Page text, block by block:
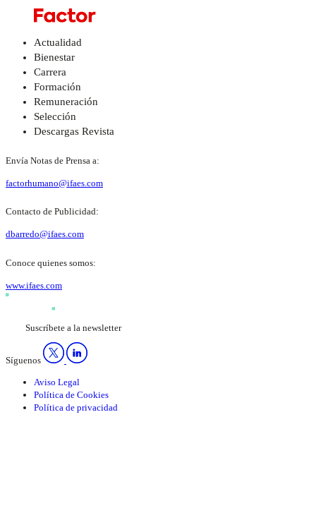
Actualidad
Bienestar
Carrera
Formación
Remuneración
Selección
Descargas Revista
Envía Notas de Prensa a:
factorhumano@ifaes.com
Contacto de Publicidad:
dbarredo@ifaes.com
Conoce quienes somos:
www.ifaes.com
Suscríbete a la newsletter
Síguenos
Aviso Legal
Política de Cookies
Política de privacidad